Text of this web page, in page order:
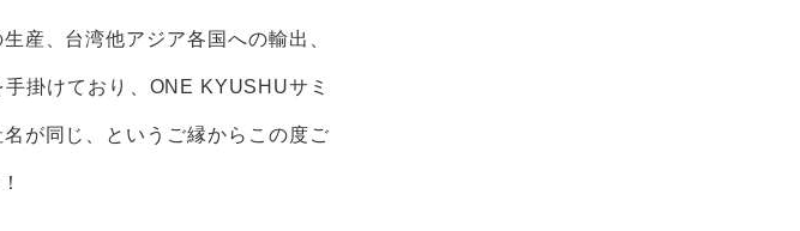
産、台湾他アジア各国への輸出、
掛けており、ONE KYUSHUサミ
が同じ、というご縁からこの度ご